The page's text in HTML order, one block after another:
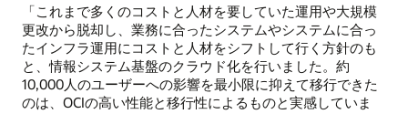
「これまで多くのコストと人材を要していた運用や大規模
更改から脱却し、業務に合ったシステムやシステムに合っ
たインフラ運用にコストと人材をシフトして行く方針のも
と、情報システム基盤のクラウド化を行いました。約
10,000人のユーザーへの影響を最小限に抑えて移行できた
のは、OCIの高い性能と移行性によるものと実感していま